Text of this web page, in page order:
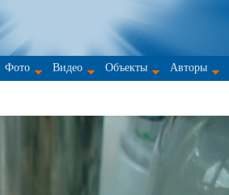
Фото Видео Объекты Авторы